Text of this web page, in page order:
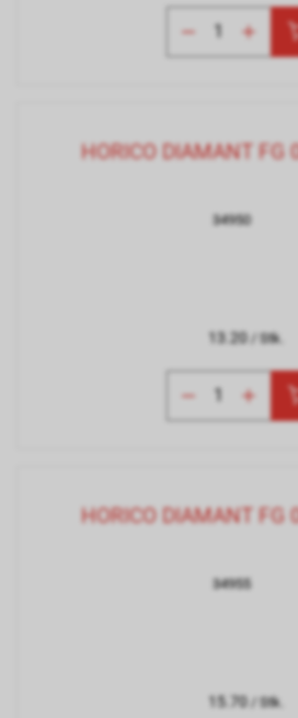
HORICO DIAMANT
34950
13.20/ Stk.
HORICO DIAMANT
34955
15.70/ Stk.